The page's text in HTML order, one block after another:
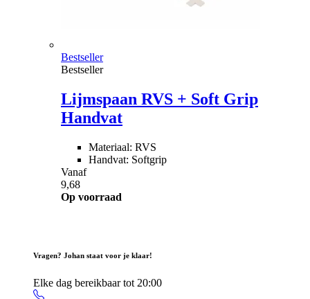
Bestseller
Bestseller
Lijmspaan RVS + Soft Grip
Handvat
Materiaal: RVS
Handvat: Softgrip
Vanaf
9,68
Op voorraad
Vragen? Johan staat voor je klaar!
Elke dag bereikbaar tot 20:00